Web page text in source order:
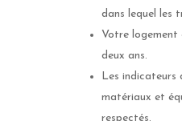
dans lequel les
Votre logement
deux ans.
Les indicateurs
matériaux et
respectés.